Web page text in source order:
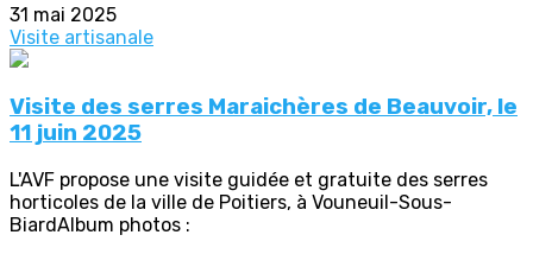
31 mai 2025
Visite artisanale
Visite des serres Maraichères de Beauvoir, le
11 juin 2025
L'AVF propose une visite guidée et gratuite des serres
horticoles de la ville de Poitiers, à Vouneuil-Sous-
BiardAlbum photos :